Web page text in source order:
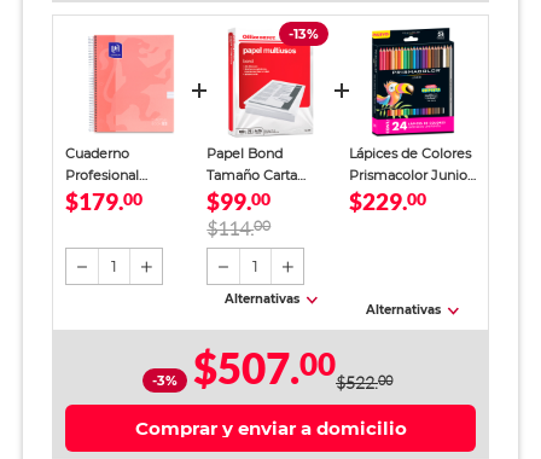
Cuaderno
Profesional
European Book 5
$179.00
1
-13%
Papel Bond
Tamaño Carta
Office Depot
Blanco 500 hojas
$99.00
$114.00
1
Alternativas
Lápices de Colores
Prismacolor Junior
24 piezas
$229.00
Alternativas
-3% $507.00$522.00
Comprar y enviar a domicilio